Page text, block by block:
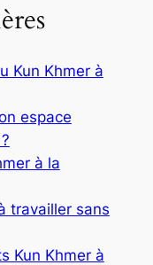
Kun Khmer à
espace
à la
travailler sans
Kun Khmer à